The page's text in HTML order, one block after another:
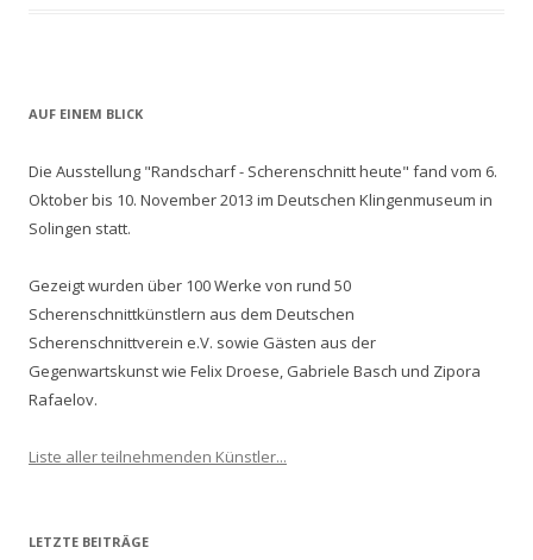
AUF EINEM BLICK
Die Ausstellung "Randscharf - Scherenschnitt heute" fand vom 6.
Oktober bis 10. November 2013 im Deutschen Klingenmuseum in
Solingen statt.
Gezeigt wurden über 100 Werke von rund 50
Scherenschnittkünstlern aus dem Deutschen
Scherenschnittverein e.V. sowie Gästen aus der
Gegenwartskunst wie Felix Droese, Gabriele Basch und Zipora
Rafaelov.
Liste aller teilnehmenden Künstler...
LETZTE BEITRÄGE